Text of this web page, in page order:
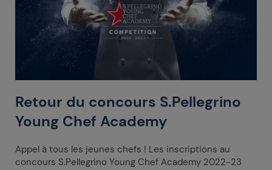
Retour du concours S.Pellegrino
Young Chef Academy
Appel à tous les jeunes chefs ! Les inscriptions au
concours S.Pellegrino Young Chef Academy 2022-23